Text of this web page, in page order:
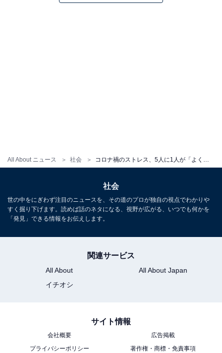
All About ニュース 社会
過半数、男性では20代・30代が40％を超え、若年での高
コロナ禍でおうち時間が増えたことにより「家事
社会
世の中をにぎわず注目のニュースを、その道のプロが独自の視点でわかりや
すく掘り下げます。読めば話のネタになる、視野が広がる、いつでも何かを
「発見」できる情報をお伝えします。
関連サービス
All About
All About Japan
イチオシ
サイト情報
会社概要
広告掲載
プライバシーポリシー
著作権・商標・免責事項